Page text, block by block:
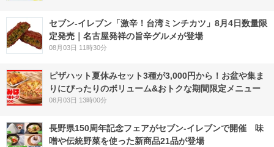
セブン-イレブン「激辛！台湾ミンチカツ」8月4日数量限
定発売｜名古屋発祥の旨辛グルメが登場
08月03日 11時30分
ピザハット夏休みセット3種が3,000円から！お盆や集ま
りにぴったりのボリューム&おトクな期間限定メニュー
08月03日 13時00分
長野県150周年記念フェアがセブン-イレブンで開催 味
噌や伝統野菜を使った新商品21品が登場